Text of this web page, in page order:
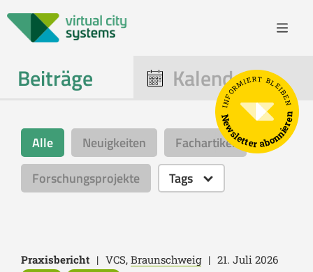
Beiträge Kalender
Alle Neuigkeiten
Fachartikel
Forschungsprojekte
Tags
Praxisbericht | VCS, Braunschweig | 21. Juli 2026
INFORMIERT BLEIBEN
Newsletter abonnieren